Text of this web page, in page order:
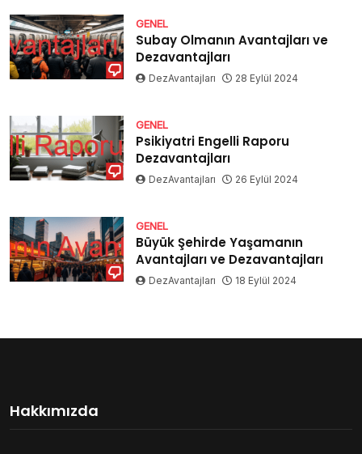
GENEL
Subay Olmanın Avantajları ve
Dezavantajları
DezAvantajları 28 Eylül 2024
GENEL
Psikiyatri Engelli Raporu
Dezavantajları
DezAvantajları 26 Eylül 2024
GENEL
Büyük Şehirde Yaşamanın
Avantajları ve Dezavantajları
DezAvantajları 18 Eylül 2024
Hakkımızda